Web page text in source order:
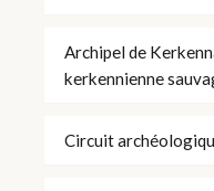
Archipel de
kerkennienne
Circuit